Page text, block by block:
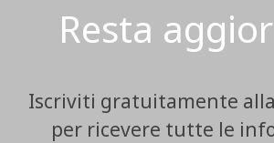
Resta
Iscriviti gratuitamente
per ricevere tutte le